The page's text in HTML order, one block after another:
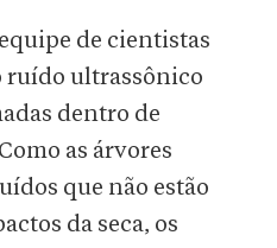
de cientistas
ruído ultrassônico
dentro de
as árvores
que não estão
da seca, os